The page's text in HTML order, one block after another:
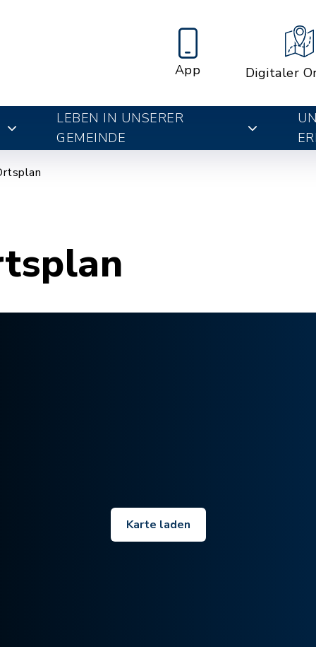
App Digitaler
LEBEN IN UNSERER
GEMEINDE
Karte laden